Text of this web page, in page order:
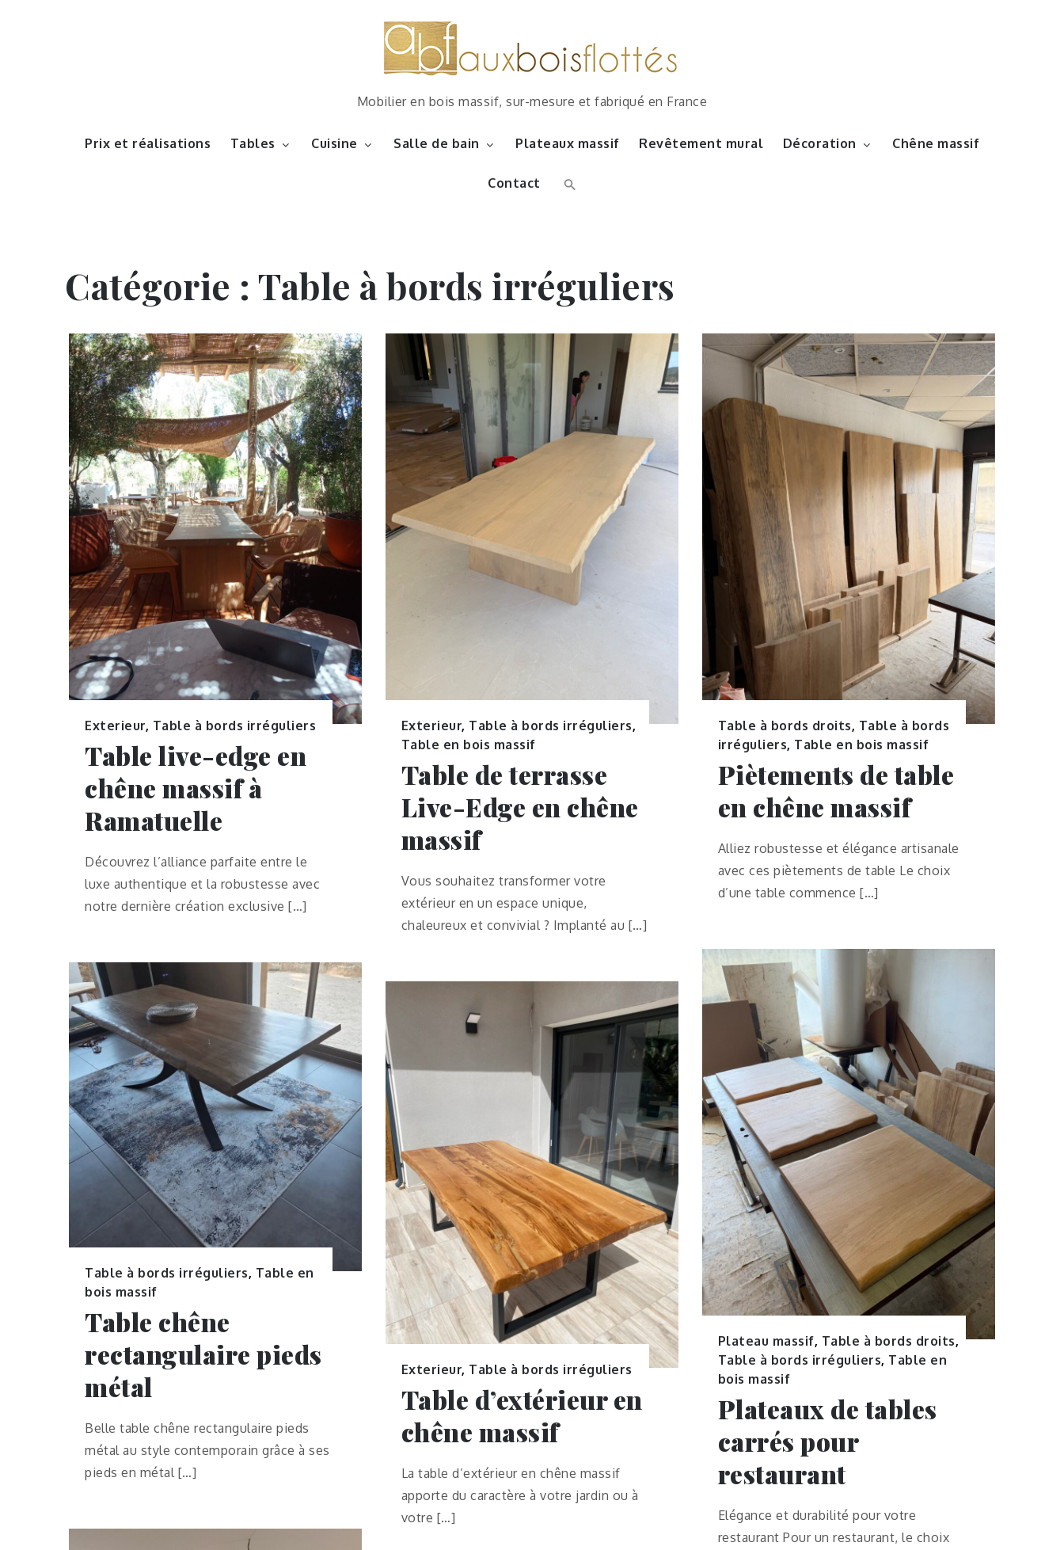
Mobilier en bois massif, sur-mesure et fabriqué en France
Prix et réalisations Tables Cuisine Salle de bain Plateaux massif Revêtement mural Décoration Chêne massif
Contact
Catégorie : Table à bords irréguliers
Exterieur, Table à bords irréguliers
Table live-edge en
chêne massif à
Ramatuelle
Découvrez l’alliance parfaite entre le
luxe authentique et la robustesse avec
notre dernière création exclusive […]
Exterieur, Table à bords irréguliers,
Table en bois massif
Table de terrasse
Live-Edge en chêne
massif
Vous souhaitez transformer votre
extérieur en un espace unique,
chaleureux et convivial ? Implanté au […]
Table à bords droits, Table à bords
irréguliers, Table en bois massif
Piètements de table
en chêne massif
Alliez robustesse et élégance artisanale
avec ces piètements de table Le choix
d’une table commence […]
Plateau massif, Table à bords droits,
Table à bords irréguliers, Table en
bois massif
Plateaux de tables
carrés pour
restaurant
Elégance et durabilité pour votre
restaurant Pour un restaurant, le choix
Table à bords irréguliers, Table en
bois massif
Table chêne
rectangulaire pieds
métal
Belle table chêne rectangulaire pieds
métal au style contemporain grâce à ses
pieds en métal […]
Exterieur, Table à bords irréguliers
Table d’extérieur en
chêne massif
La table d’extérieur en chêne massif
apporte du caractère à votre jardin ou à
votre […]